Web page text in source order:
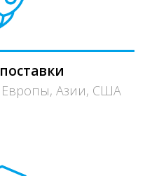
Европы, Азии, США